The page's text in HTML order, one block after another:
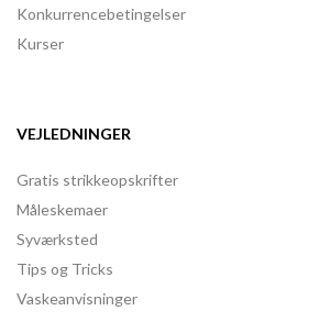
Konkurrencebetingelser
Kurser
VEJLEDNINGER
Gratis strikkeopskrifter
Måleskemaer
Syværksted
Tips og Tricks
Vaskeanvisninger